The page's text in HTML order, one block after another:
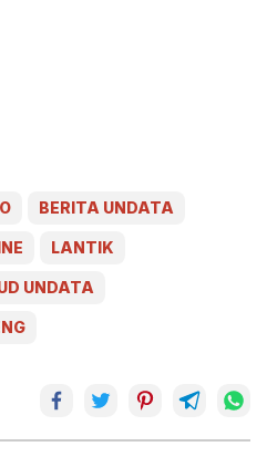
BERITA UNDATA
LANTIK
UNDATA